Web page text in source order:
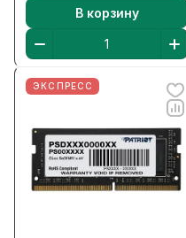
В корзину
ЭКСПРЕСС